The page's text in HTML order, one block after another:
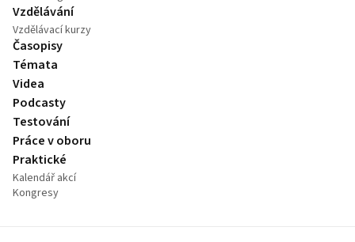
Vzdělávání
Vzdělávací kurzy
Časopisy
Témata
Videa
Podcasty
Testování
Práce v oboru
Praktické
Kalendář akcí
Kongresy